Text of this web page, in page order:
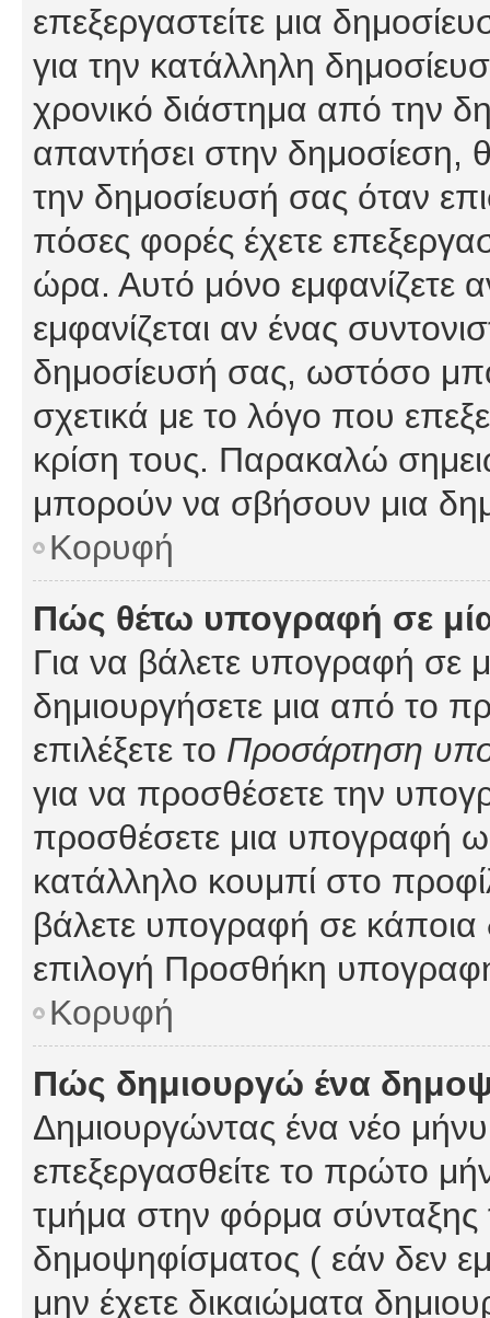
επεξεργαστείτε μια
για την κατάλληλη
χρονικό διάστημα από την
απαντήσει στην δημοσίεση,
την δημοσίευσή σας όταν
πόσες φορές έχετε
ώρα. Αυτό μόνο εμφανίζετε
εμφανίζεται αν ένας
δημοσίευσή σας, ωστόσο
σχετικά με το λόγο που
κρίση τους. Παρακαλώ
μπορούν να σβήσουν μια
Κορυφή
Πώς θέτω υπογραφή σε
Για να βάλετε υπογραφή σε
δημιουργήσετε μια από το
επιλέξετε το Προσάρτηση
για να προσθέσετε την
προσθέσετε μια υπογραφή
κατάλληλο κουμπί στο
βάλετε υπογραφή σε κάποια
επιλογή Προσθήκη
Κορυφή
Πώς δημιουργώ ένα
Δημιουργώντας ένα νέο
επεξεργασθείτε το πρώτο
τμήμα στην φόρμα σύνταξης
δημοψηφίσματος ( εάν δεν
μην έχετε δικαιώματα